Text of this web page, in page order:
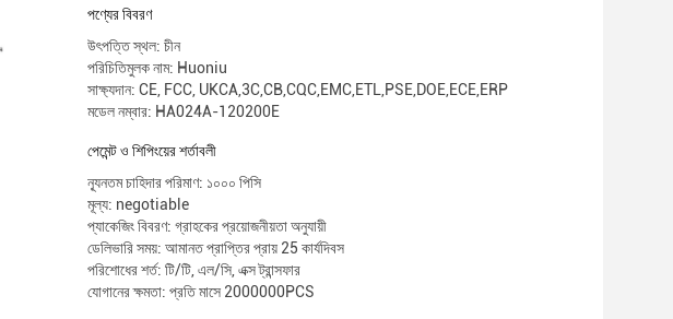
পণ্যের বিবরণ
উৎপত্তি স্থল: চীন
পরিচিতিমুলক নাম: Huoniu
সাক্ষ্যদান: CE, FCC, UKCA,3C,CB,CQC,EMC,ETL,PSE,DOE,ECE,ERP
মডেল নম্বার: HA024A-120200E
পেমেন্ট ও শিপিংয়ের শর্তাবলী
ন্যূনতম চাহিদার পরিমাণ: ১০০০ পিসি
মূল্য: negotiable
প্যাকেজিং বিবরণ: গ্রাহকের প্রয়োজনীয়তা অনুযায়ী
ডেলিভারি সময়: আমানত প্রাপ্তির প্রায় 25 কার্যদিবস
পরিশোধের শর্ত: টি/টি, এল/সি, এক্স ট্রান্সফার
যোগানের ক্ষমতা: প্রতি মাসে 2000000PCS